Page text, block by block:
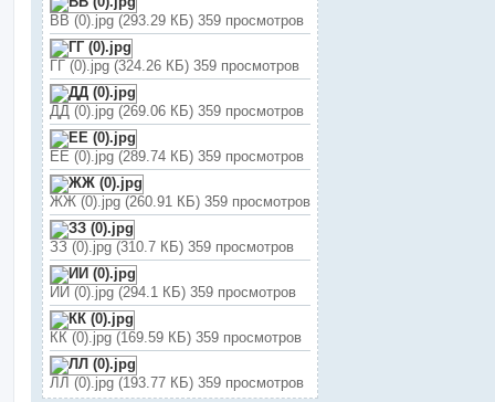
ВВ (0).jpg (293.29 КБ) 359 просмотров
ГГ (0).jpg (324.26 КБ) 359 просмотров
ДД (0).jpg (269.06 КБ) 359 просмотров
ЕЕ (0).jpg (289.74 КБ) 359 просмотров
ЖЖ (0).jpg (260.91 КБ) 359 просмотров
ЗЗ (0).jpg (310.7 КБ) 359 просмотров
ИИ (0).jpg (294.1 КБ) 359 просмотров
КК (0).jpg (169.59 КБ) 359 просмотров
ЛЛ (0).jpg (193.77 КБ) 359 просмотров